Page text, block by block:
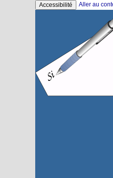
Accessibilité Aller au